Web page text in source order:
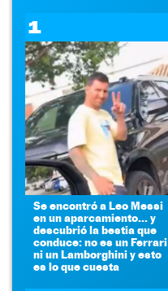
1
Se encontró a Leo Messi
en un aparcamiento... y
descubrió la bestia que
conduce: no es un Ferrari
ni un Lamborghini y esto
es lo que cuesta